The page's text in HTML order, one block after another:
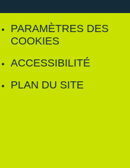
PARAMÈTRES DES
COOKIES
ACCESSIBILITÉ
PLAN DU SITE